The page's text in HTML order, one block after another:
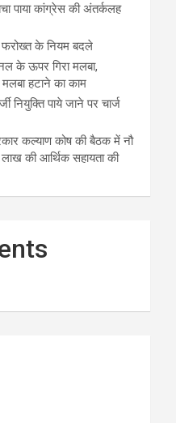
पाया कांग्रेस की अंतर्कलह
फरोख्त के नियम बदले
के ऊपर गिरा मलबा,
हटाने का काम
नियुक्ति पाये जाने पर चार्ज
कल्याण कोष की बैठक में नौ
की आर्थिक सहायता की